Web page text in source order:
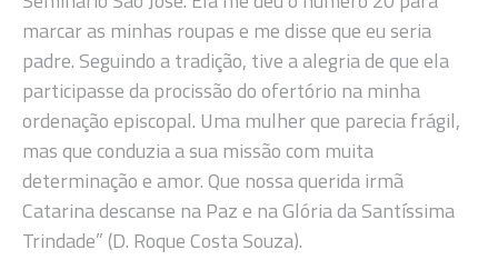
marcar as minhas roupas e me disse que eu seria
padre. Seguindo a tradição, tive a alegria de que ela
participasse da procissão do ofertório na minha
ordenação episcopal. Uma mulher que parecia frágil,
mas que conduzia a sua missão com muita
determinação e amor. Que nossa querida irmã
Catarina descanse na Paz e na Glória da Santíssima
Trindade” (D. Roque Costa Souza).